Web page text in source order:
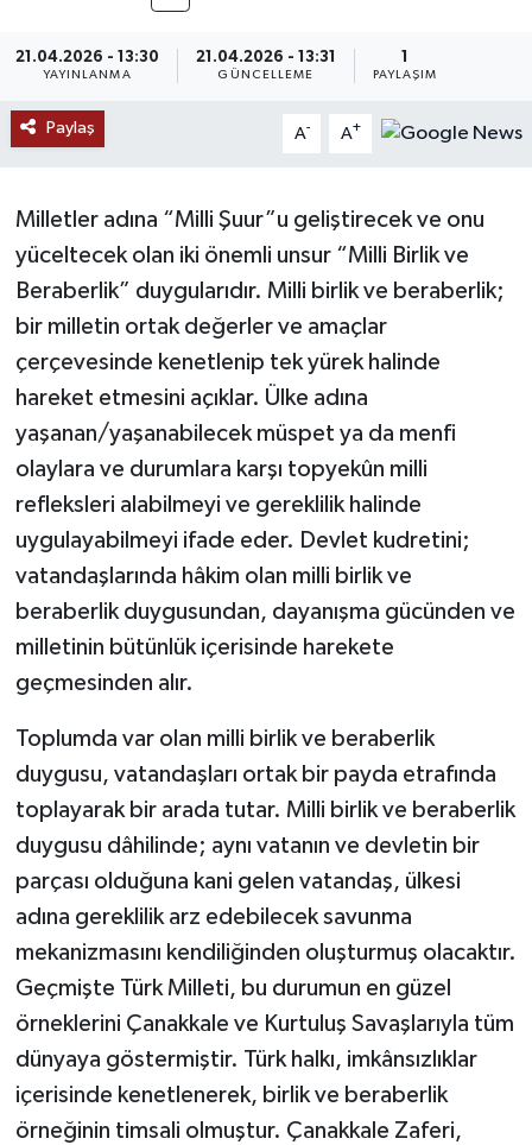
21.04.2026 - 13:30
YAYINLANMA
21.04.2026 - 13:31
GÜNCELLEME PAYLAŞIM
Paylaş A- A+
Milletler adına “Milli Şuur”u geliştirecek ve onu
yüceltecek olan iki önemli unsur “Milli Birlik ve
Beraberlik” duygularıdır. Milli birlik ve beraberlik;
bir milletin ortak değerler ve amaçlar
çerçevesinde kenetlenip tek yürek halinde
hareket etmesini açıklar. Ülke adına
yaşanan/yaşanabilecek müspet ya da menfi
olaylara ve durumlara karşı topyekûn milli
refleksleri alabilmeyi ve gereklilik halinde
uygulayabilmeyi ifade eder. Devlet kudretini;
vatandaşlarında hâkim olan milli birlik ve
beraberlik duygusundan, dayanışma gücünden ve
milletinin bütünlük içerisinde harekete
geçmesinden alır.
Toplumda var olan milli birlik ve beraberlik
duygusu, vatandaşları ortak bir payda etrafında
toplayarak bir arada tutar. Milli birlik ve beraberlik
duygusu dâhilinde; aynı vatanın ve devletin bir
parçası olduğuna kani gelen vatandaş, ülkesi
adına gereklilik arz edebilecek savunma
mekanizmasını kendiliğinden oluşturmuş olacaktır.
Geçmişte Türk Milleti, bu durumun en güzel
örneklerini Çanakkale ve Kurtuluş Savaşlarıyla tüm
dünyaya göstermiştir. Türk halkı, imkânsızlıklar
içerisinde kenetlenerek, birlik ve beraberlik
örneğinin timsali olmuştur. Çanakkale Zaferi,
SAĞLIK
SİYASET
SOSYAL YARDIMLAR
SPONSORLU YAZI
SPOR
TEKNOLOJİ
YAŞAM